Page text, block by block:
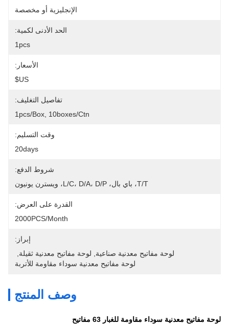
الإنجليزية أو مخصصة
الحد الأدنى لكمية:
1pcs
الأسعار:
US$
تفاصيل التغليف:
1pcs/box, 10boxes/ctn
وقت التسليم:
20days
شروط الدفع:
T/T، باي بال، L/C، D/A، D/P، ويسترن يونيون
القدرة على العرض:
2000PCS/month
إبراز:
لوحة مفاتيح معدنية صناعية
لوحة مفاتيح معدنية ثقيلة
لوحة مفاتيح معدنية سوداء مقاومة للأتربة
وصف المنتج
لوحة مفاتيح معدنية سوداء مقاومة للغبار 63 مفاتيح